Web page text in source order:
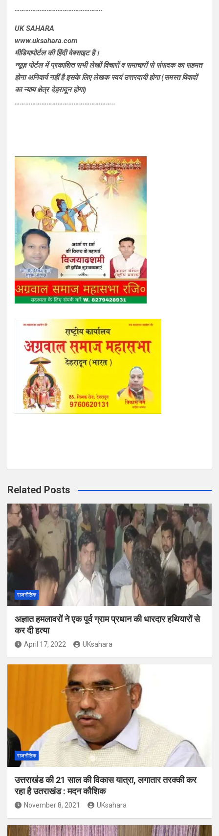
………………………………………….
UK SAHARA
www.uksahara.com
मीडियापोर्टल की हिंदी वेबसाइट है।
न्यूज़ पोर्टल में प्रकाशित सभी लेखों विचारों व समाचारों से संपादक का सहमत
होना अनिवार्य नहीं है इसके लिए लेखक स्वयं उत्तरदायी होगा (समस्त विवादों
का न्याय क्षेत्र देहरादून होगा)
………………………………………………..
Related Posts
राजनीतिक
अज्ञात हमलावरों ने एक पूर्व ग्राम प्रधान की धारदार हथियारों से
कर दी हत्या
April 17, 2022 UKsahara
राजनीतिक
उत्तराखंड की 21 साल की विकास यात्रा, लगातार तरक्की कर
रहा है उतराखंड : मदन कौशिक
November 8, 2021 UKsahara